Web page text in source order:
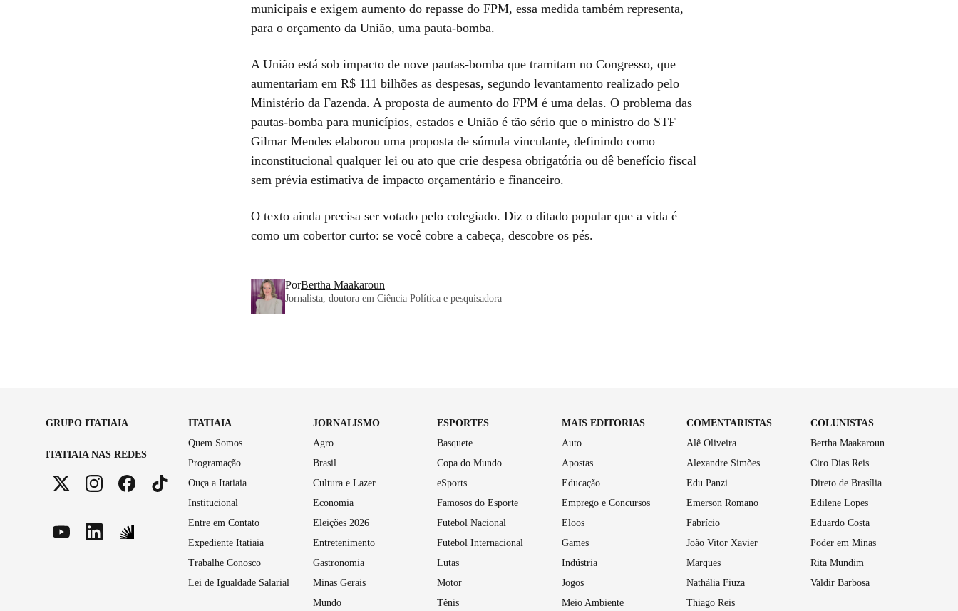
municipais e exigem aumento do repasse do FPM, essa medida também representa,
para o orçamento da União, uma pauta-bomba.
A União está sob impacto de nove pautas-bomba que tramitam no Congresso, que
aumentariam em R$ 111 bilhões as despesas, segundo levantamento realizado pelo
Ministério da Fazenda. A proposta de aumento do FPM é uma delas. O problema das
pautas-bomba para municípios, estados e União é tão sério que o ministro do STF
Gilmar Mendes elaborou uma proposta de súmula vinculante, definindo como
inconstitucional qualquer lei ou ato que crie despesa obrigatória ou dê benefício fiscal
sem prévia estimativa de impacto orçamentário e financeiro.
O texto ainda precisa ser votado pelo colegiado. Diz o ditado popular que a vida é
como um cobertor curto: se você cobre a cabeça, descobre os pés.
PorBertha Maakaroun
Jornalista, doutora em Ciência Política e pesquisadora
GRUPO ITATIAIA
ITATIAIA NAS REDES
ITATIAIA
Quem Somos
Programação
Ouça a Itatiaia
Institucional
Entre em Contato
Expediente Itatiaia
Trabalhe Conosco
Lei de Igualdade Salarial
JORNALISMO
Agro
Brasil
Cultura e Lazer
Economia
Eleições 2026
Entretenimento
Gastronomia
Minas Gerais
Mundo
ESPORTES
Basquete
Copa do Mundo
eSports
Famosos do Esporte
Futebol Nacional
Futebol Internacional
Lutas
Motor
Tênis
MAIS EDITORIAS
Auto
Apostas
Educação
Emprego e Concursos
Eloos
Games
Indústria
Jogos
Meio Ambiente
COMENTARISTAS
Alê Oliveira
Alexandre Simões
Edu Panzi
Emerson Romano
Fabrício
João Vitor Xavier
Marques
Nathália Fiuza
Thiago Reis
COLUNISTAS
Bertha Maakaroun
Ciro Dias Reis
Direto de Brasília
Edilene Lopes
Eduardo Costa
Poder em Minas
Rita Mundim
Valdir Barbosa